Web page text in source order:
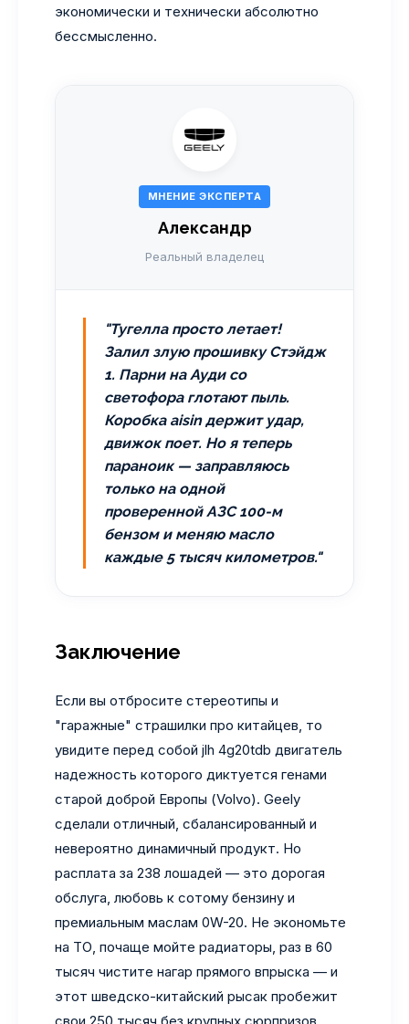
экономически и технически абсолютно
бессмысленно.
МНЕНИЕ ЭКСПЕРТА
Александр
Реальный владелец
"Тугелла просто летает!
Залил злую прошивку Стэйдж
1. Парни на Ауди со
светофора глотают пыль.
Коробка aisin держит удар,
движок поет. Но я теперь
параноик — заправляюсь
только на одной
проверенной АЗС 100-м
бензом и меняю масло
каждые 5 тысяч километров."
Заключение
Если вы отбросите стереотипы и
"гаражные" страшилки про китайцев, то
увидите перед собой jlh 4g20tdb двигатель
надежность которого диктуется генами
старой доброй Европы (Volvo). Geely
сделали отличный, сбалансированный и
невероятно динамичный продукт. Но
расплата за 238 лошадей — это дорогая
обслуга, любовь к сотому бензину и
премиальным маслам 0W-20. Не экономьте
на ТО, почаще мойте радиаторы, раз в 60
тысяч чистите нагар прямого впрыска — и
этот шведско-китайский рысак пробежит